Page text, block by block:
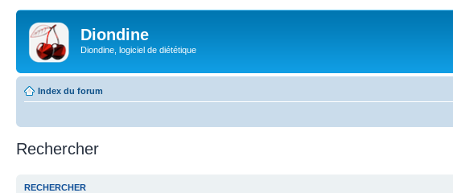
Diondine
Diondine, logiciel de diététique
Index du forum
Rechercher
RECHERCHER